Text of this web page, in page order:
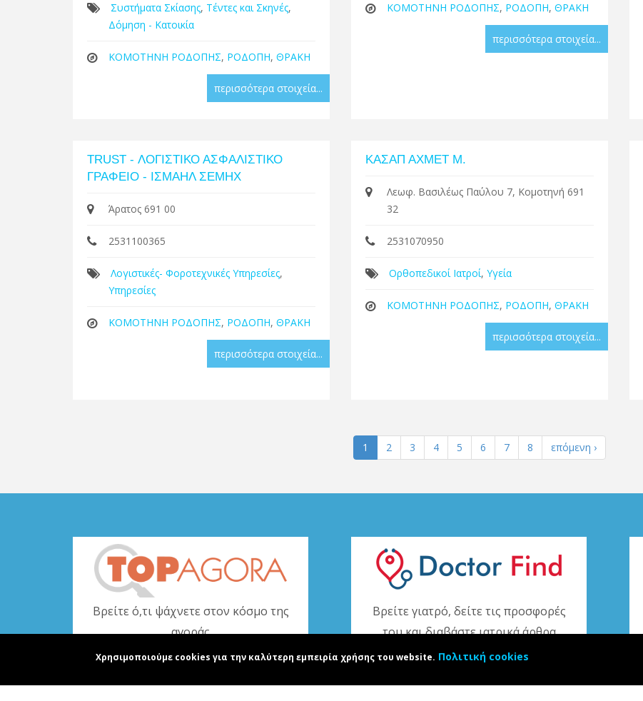
Συστήματα Σκίασης, Τέντες και Σκηνές,
Δόμηση - Κατοικία
ΚΟΜΟΤΗΝΗ ΡΟΔΟΠΗΣ, ΡΟΔΟΠΗ, ΘΡΑΚΗ
περισσότερα στοιχεία...
ΚΟΜΟΤΗΝΗ ΡΟΔΟΠΗΣ, ΡΟΔΟΠΗ, ΘΡΑΚΗ
περισσότερα στοιχεία...
TRUST - ΛΟΓΙΣΤΙΚΟ ΑΣΦΑΛΙΣΤΙΚΟ
ΓΡΑΦΕΙΟ - ΙΣΜΑΗΛ ΣΕΜΗΧ
Άρατος 691 00
2531100365
Λογιστικές- Φοροτεχνικές Υπηρεσίες,
Υπηρεσίες
ΚΟΜΟΤΗΝΗ ΡΟΔΟΠΗΣ, ΡΟΔΟΠΗ, ΘΡΑΚΗ
περισσότερα στοιχεία...
ΚΑΣΑΠ ΑΧΜΕΤ Μ.
Λεωφ. Βασιλέως Παύλου 7, Κομοτηνή 691
32
2531070950
Ορθοπεδικοί Ιατροί, Υγεία
ΚΟΜΟΤΗΝΗ ΡΟΔΟΠΗΣ, ΡΟΔΟΠΗ, ΘΡΑΚΗ
περισσότερα στοιχεία...
1 2 3 4 5 6 7 8 επόμενη ›
Βρείτε ό,τι ψάχνετε στον κόσμο της
αγοράς
www.topagora.gr
Βρείτε γιατρό, δείτε τις προσφορές
του και διαβάστε ιατρικά άρθρα
www.doctorfind.gr
Χρησιμοποιούμε cookies για την καλύτερη εμπειρία χρήσης του website. Πολιτική cookies